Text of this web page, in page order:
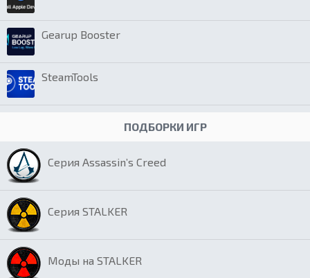
Gearup Booster
SteamTools
ПОДБОРКИ ИГР
Серия Assassin’s Creed
Серия STALKER
Моды на STALKER